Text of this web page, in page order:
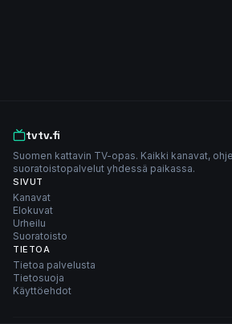
tvtv.fi
Suomen kattavin TV-opas. Kaikki kanavat,
suoratoistopalvelut yhdessä paikassa.
SIVUT
Kanavat
Elokuvat
Urheilu
Suoratoisto
TIETOA
Tietoa palvelusta
Tietosuoja
Käyttöehdot